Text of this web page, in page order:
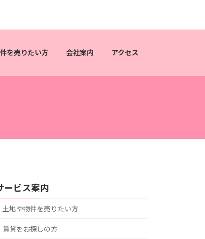
を売りたい方 会社案内 アクセス
ービス案内
土地や物件を売りたい方
賃貸をお探しの方